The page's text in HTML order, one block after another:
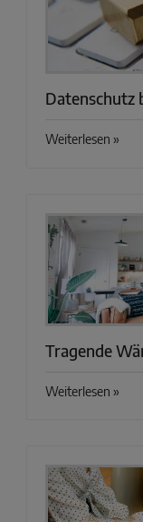
Datenschutz
Weiterlesen »
Tragende
Weiterlesen »